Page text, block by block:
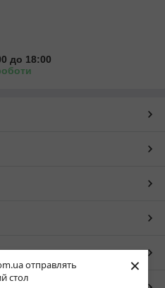
отправлять
стол
×
до 18:00